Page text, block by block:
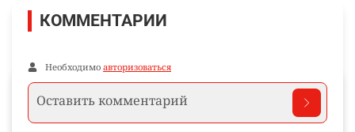
КОММЕНТАРИИ
Необходимо авторизоваться